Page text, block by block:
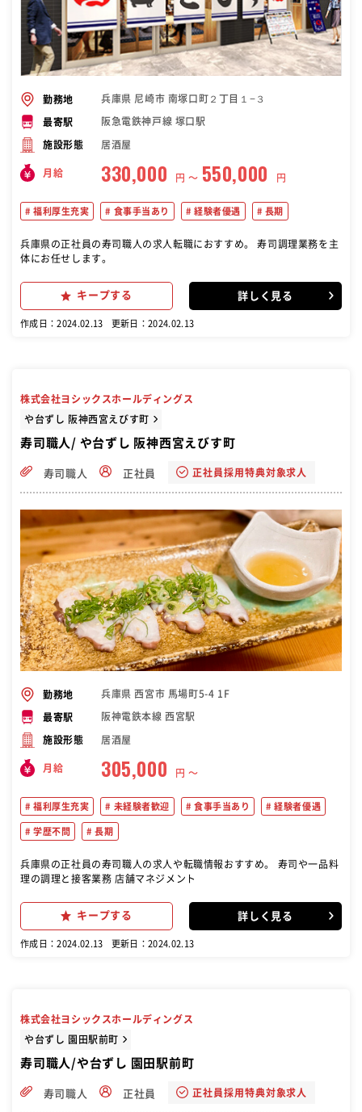
勤務地 兵庫県 尼崎市 南塚口町２丁目１−３
最寄駅 阪急電鉄神戸線 塚口駅
施設形態 居酒屋
月給 330,000 円 〜 550,000 円
福利厚生充実 食事手当あり 経験者優遇 長期
兵庫県の正社員の寿司職人の求人転職におすすめ。 寿司調理業務を主
体にお任せします。
キープする 詳しく見る
作成日：2024.02.13 更新日：2024.02.13
株式会社ヨシックスホールディングス
や台ずし 阪神西宮えびす町
寿司職人/ や台ずし 阪神西宮えびす町
寿司職人 正社員 正社員採用特典対象求人
勤務地 兵庫県 西宮市 馬場町5-4 1F
最寄駅 阪神電鉄本線 西宮駅
施設形態 居酒屋
月給 305,000 円 〜
福利厚生充実 未経験者歓迎 食事手当あり 経験者優遇
学歴不問 長期
兵庫県の正社員の寿司職人の求人や転職情報おすすめ。 寿司や一品料
理の調理と接客業務 店舗マネジメント
キープする 詳しく見る
作成日：2024.02.13 更新日：2024.02.13
株式会社ヨシックスホールディングス
や台ずし 園田駅前町
寿司職人/や台ずし 園田駅前町
寿司職人 正社員 正社員採用特典対象求人